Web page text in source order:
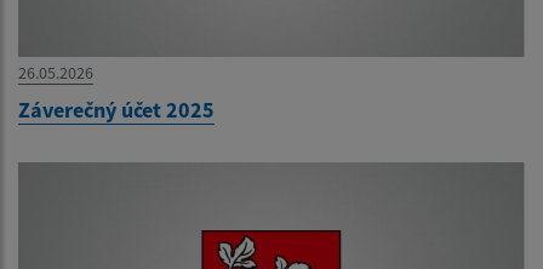
26.05.2026
Záverečný účet 2025